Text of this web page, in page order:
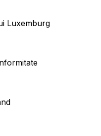
Luxemburg